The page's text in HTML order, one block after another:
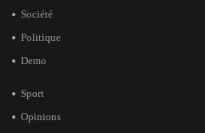
Société
Politique
Demo
Sport
Opinions